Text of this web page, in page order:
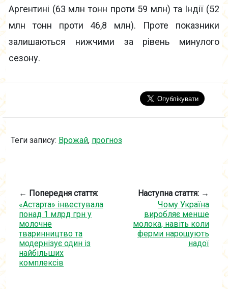
Аргентині (63 млн тонн проти 59 млн) та Індії (52
млн тонн проти 46,8 млн). Проте показники
залишаються нижчими за рівень минулого
сезону.
Теги запису: Врожай, прогноз
← Попередня стаття:
«Астарта» інвестувала
понад 1 млрд грн у
молочне
тваринництво та
модернізує один із
найбільших
комплексів
Наступна стаття: →
Чому Україна
виробляє менше
молока, навіть коли
ферми нарощують
надої